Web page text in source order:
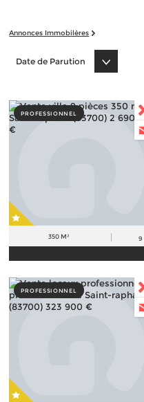
Annonces Immobilères
Date de Parution
PROFESSIONNEL
350 M² 9
PROFESSIONNEL